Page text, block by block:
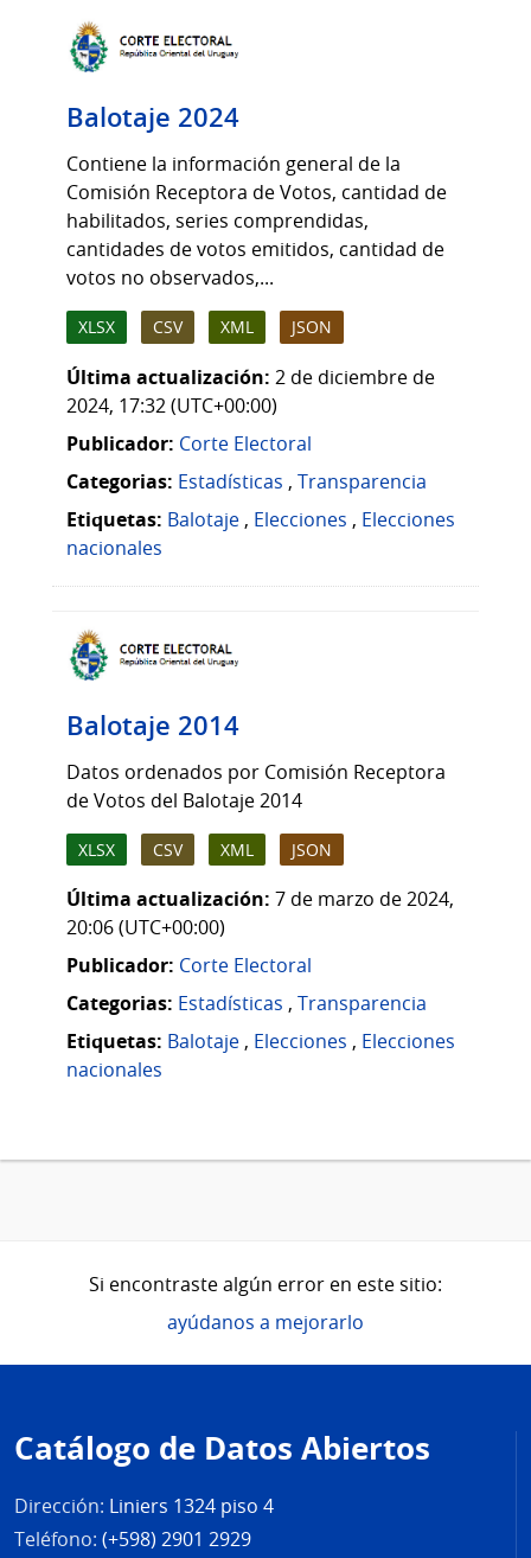
Balotaje 2024
Contiene la información general de la
Comisión Receptora de Votos, cantidad de
habilitados, series comprendidas,
cantidades de votos emitidos, cantidad de
votos no observados,...
XLSX CSV XML JSON
Última actualización: 2 de diciembre de
2024, 17:32 (UTC+00:00)
Publicador: Corte Electoral
Categorias: Estadísticas , Transparencia
Etiquetas: Balotaje , Elecciones , Elecciones
nacionales
Balotaje 2014
Datos ordenados por Comisión Receptora
de Votos del Balotaje 2014
XLSX CSV XML JSON
Última actualización: 7 de marzo de 2024,
20:06 (UTC+00:00)
Publicador: Corte Electoral
Categorias: Estadísticas , Transparencia
Etiquetas: Balotaje , Elecciones , Elecciones
nacionales
Si encontraste algún error en este sitio:
ayúdanos a mejorarlo
de
página
Catálogo de Datos Abiertos
Dirección: Liniers 1324 piso 4
Teléfono: (+598) 2901 2929